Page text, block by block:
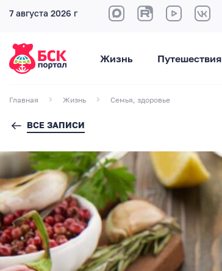
7 августа 2026 г
Жизнь Путешествия
Главная Жизнь Семья, здоровье
ВСЕ ЗАПИСИ